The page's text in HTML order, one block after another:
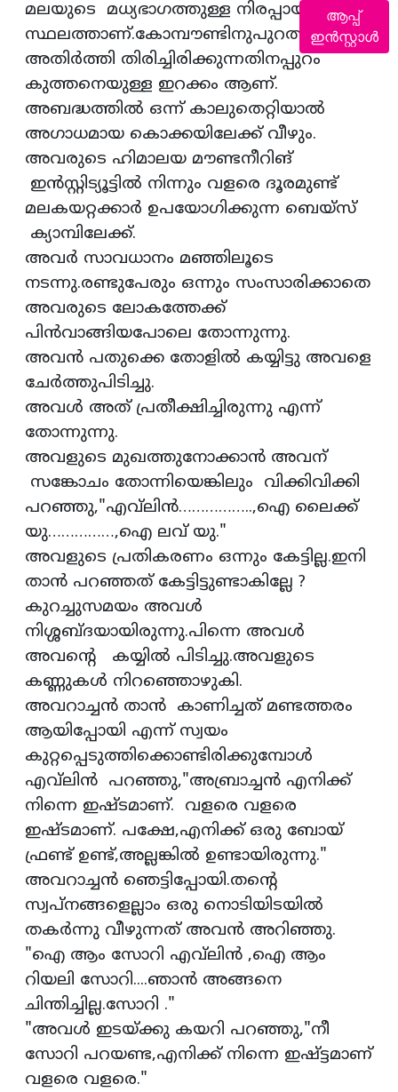
മലയുടെ മധ്യഭാഗത്തുള്ള നിരപ്പായ
സ്ഥലത്താണ്.കോമ്പൗണ്ടിനുപുറത്തു്
അതിർത്തി തിരിച്ചിരിക്കുന്നതിനപ്പുറം
കുത്തനെയുള്ള ഇറക്കം ആണ്.
അബദ്ധത്തിൽ ഒന്ന് കാലുതെറ്റിയാൽ
അഗാധമായ കൊക്കയിലേക്ക് വീഴും.
അവരുടെ ഹിമാലയ മൗണ്ടനീറിങ്
ഇൻസ്റ്റിട്യൂട്ടിൽ നിന്നും വളരെ ദൂരമുണ്ട്
മലകയറ്റക്കാർ ഉപയോഗിക്കുന്ന ബെയ്‌സ്
ക്യാമ്പിലേക്ക്.
അവർ സാവധാനം മഞ്ഞിലൂടെ
നടന്നു.രണ്ടുപേരും ഒന്നും സംസാരിക്കാതെ
അവരുടെ ലോകത്തേക്ക്
പിൻവാങ്ങിയപോലെ തോന്നുന്നു.
അവൻ പതുക്കെ തോളിൽ കയ്യിട്ടു അവളെ
ചേർത്തുപിടിച്ചു.
അവൾ അത് പ്രതീക്ഷിച്ചിരുന്നു എന്ന്
തോന്നുന്നു.
അവളുടെ മുഖത്തുനോക്കാൻ അവന്
സങ്കോചം തോന്നിയെങ്കിലും വിക്കിവിക്കി
പറഞ്ഞു,"എവ്‌ലിൻ……………..,ഐ ലൈക്ക്
യു……………,ഐ ലവ് യു."
അവളുടെ പ്രതികരണം ഒന്നും കേട്ടില്ല.ഇനി
താൻ പറഞ്ഞത് കേട്ടിട്ടുണ്ടാകില്ലേ ?
കുറച്ചുസമയം അവൾ
നിശ്ശബ്ദയായിരുന്നു.പിന്നെ അവൾ
അവൻ്റെ കയ്യിൽ പിടിച്ചു.അവളുടെ
കണ്ണുകൾ നിറഞ്ഞൊഴുകി.
അവറാച്ചൻ താൻ കാണിച്ചത് മണ്ടത്തരം
ആയിപ്പോയി എന്ന് സ്വയം
കുറ്റപ്പെടുത്തിക്കൊണ്ടിരിക്കുമ്പോൾ
എവ്‌ലിൻ പറഞ്ഞു,"അബ്രാച്ചൻ എനിക്ക്
നിന്നെ ഇഷ്ടമാണ്. വളരെ വളരെ
ഇഷ്ടമാണ്. പക്ഷേ,എനിക്ക് ഒരു ബോയ്
ഫ്രണ്ട് ഉണ്ട്,അല്ലങ്കിൽ ഉണ്ടായിരുന്നു."
അവറാച്ചൻ ഞെട്ടിപ്പോയി.തൻ്റെ
സ്വപ്നങ്ങളെല്ലാം ഒരു നൊടിയിടയിൽ
തകർന്നു വീഴുന്നത് അവൻ അറിഞ്ഞു.
"ഐ ആം സോറി എവ്‌ലിൻ ,ഐ ആം
റിയലി സോറി....ഞാൻ അങ്ങനെ
ചിന്തിച്ചില്ല.സോറി ."
"അവൾ ഇടയ്ക്കു കയറി പറഞ്ഞു,"നീ
സോറി പറയണ്ട,എനിക്ക് നിന്നെ ഇഷ്ട്ടമാണ്
വളരെ വളരെ."
ആപ്പ്
ഇൻസ്റ്റാൾ